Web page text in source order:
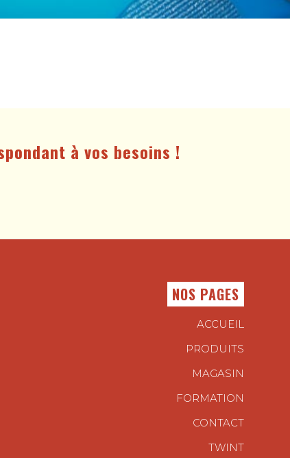
à vos besoins !
NOS PAGES
ACCUEIL
PRODUITS
MAGASIN
FORMATION
CONTACT
TWINT